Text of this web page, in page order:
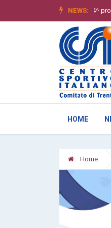
NEWS:
Orienteering4^ prova
HOME
Home